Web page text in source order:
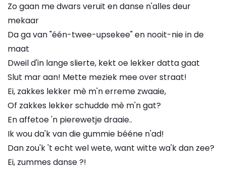
Zo gaan me dwars veruit en danse n'alles deur
mekaar
Da ga van "één-twee-upsekee" en nooit-nie in de
maat
Dweil d'in lange slierte, kekt oe lekker datta gaat
Slut mar aan! Mette meziek mee over straat!
Ei, zakkes lekker mè m'n erreme zwaaie,
Of zakkes lekker schudde mè m'n gat?
En affetoe 'n pierewetje draaie..
Ik wou da'k van die gummie bééne n'ad!
Dan zou'k 't echt wel wete, want witte wa'k dan zee?
Ei, zummes danse ?!